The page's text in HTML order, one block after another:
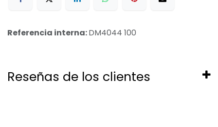
Referencia interna:DM4044 100
Reseñas de los clientes